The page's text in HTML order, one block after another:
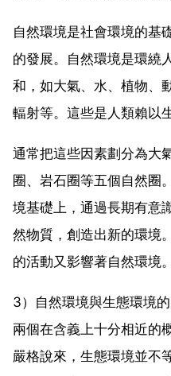
自然環境是社會環境的基
的發展。自然環境是環繞
和，如大氣、水、植物、
輻射等。這些是人類賴以
通常把這些因素劃分為大
圈、岩石圈等五個自然圈
境基礎上，通過長期有意
然物質，創造出新的環境
的活動又影響著自然環境。
3）自然環境與生態環境
兩個在含義上十分相近的
嚴格說來，生態環境並不